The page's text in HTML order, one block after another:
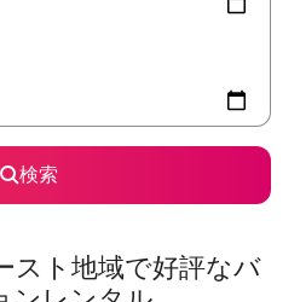
検索
スト地域で好評なバ